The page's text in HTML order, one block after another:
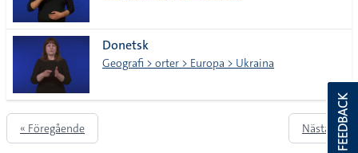
Donetsk
Geografi > orter > Europa > Ukraina
« Föregående Nästa » FEEDBACK